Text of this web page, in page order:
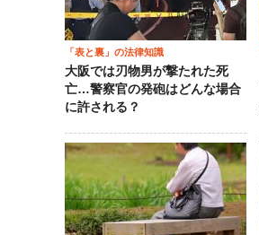
「表と裏」の法律知識
大阪では刃物男が撃たれた死
亡…警察官の発砲はどんな場合
に許される？